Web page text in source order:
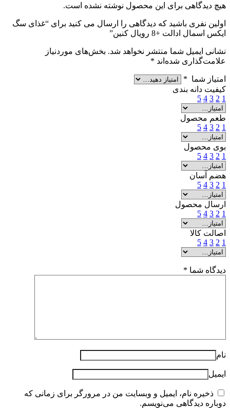
هیچ دیدگاهی برای این محصول نوشته نشده است.
اولین نفری باشید که دیدگاهی را ارسال می کنید برای “غذای سگ
ایکس اسمال ادالت +8 رویال کنین”
نشانی ایمیل شما منتشر نخواهد شد. بخش‌های موردنیاز
علامت‌گذاری شده‌اند *
امتیاز شما *
کیفیت دانه بندی
1
2
3
4
5
طعم محصول
1
2
3
4
5
بوی محصول
1
2
3
4
5
هضم آسان
1
2
3
4
5
ارسال محصول
1
2
3
4
5
اصالت کالا
1
2
3
4
5
دیدگاه شما *
نام
ایمیل
ذخیره نام، ایمیل و وبسایت من در مرورگر برای زمانی که
دوباره دیدگاهی می‌نویسم.